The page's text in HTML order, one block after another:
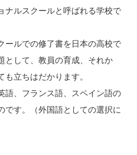
ナルスクールと呼ばれる学校で
ールでの修了書を日本の高校で
として、教員の育成、それか
立ちはだかります。
語、フランス語、スペイン語の
です。（外国語としての選択に